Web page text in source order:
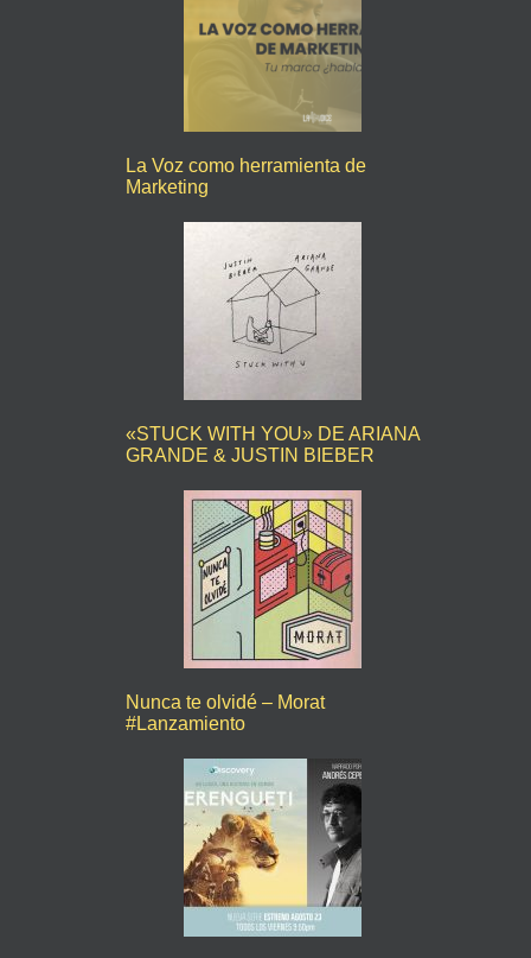
La Voz como herramienta de
Marketing
«STUCK WITH YOU» DE ARIANA
GRANDE & JUSTIN BIEBER
Nunca te olvidé – Morat
#Lanzamiento